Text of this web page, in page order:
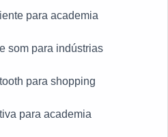
para academia
som para indústrias
para shopping
para academia